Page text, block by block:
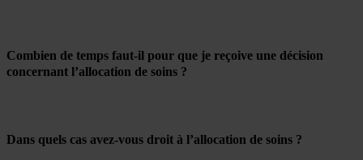
Combien de temps faut-il pour que je reçoive une décision
concernant l’allocation de soins ?
Dans quels cas avez-vous droit à l’allocation de soins ?